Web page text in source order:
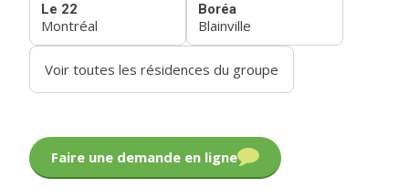
Le 22
Montréal
Boréa
Blainville
Voir toutes les résidences du groupe
Faire une demande en ligne